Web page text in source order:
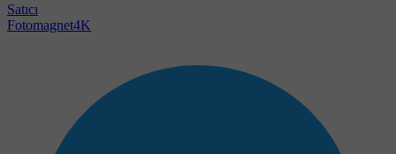
Satıcı
Fotomagnet4K